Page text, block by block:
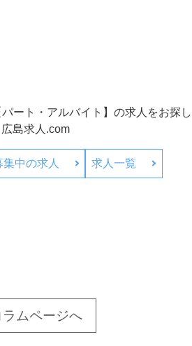
ート・アルバイト】の求人をお探
広島求人.com
集中の求人 求人一覧
ラムページへ